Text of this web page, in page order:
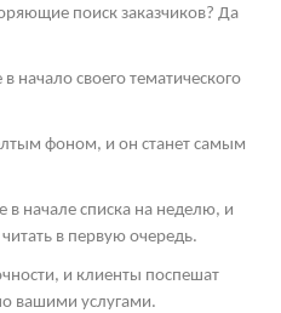
поиск заказчиков? Да
начало своего тематического
фоном, и он станет самым
в начале списка на неделю, и
в первую очередь.
и клиенты поспешат
вашими услугами.